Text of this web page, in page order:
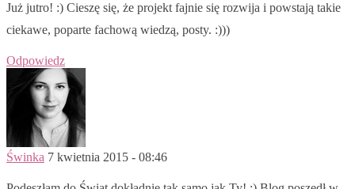
Już jutro! :) Cieszę się, że projekt fajnie się rozwija i powstają takie
ciekawe, poparte fachową wiedzą, posty. :)))
Odpowiedz
Świnka 7 kwietnia 2015 - 08:46